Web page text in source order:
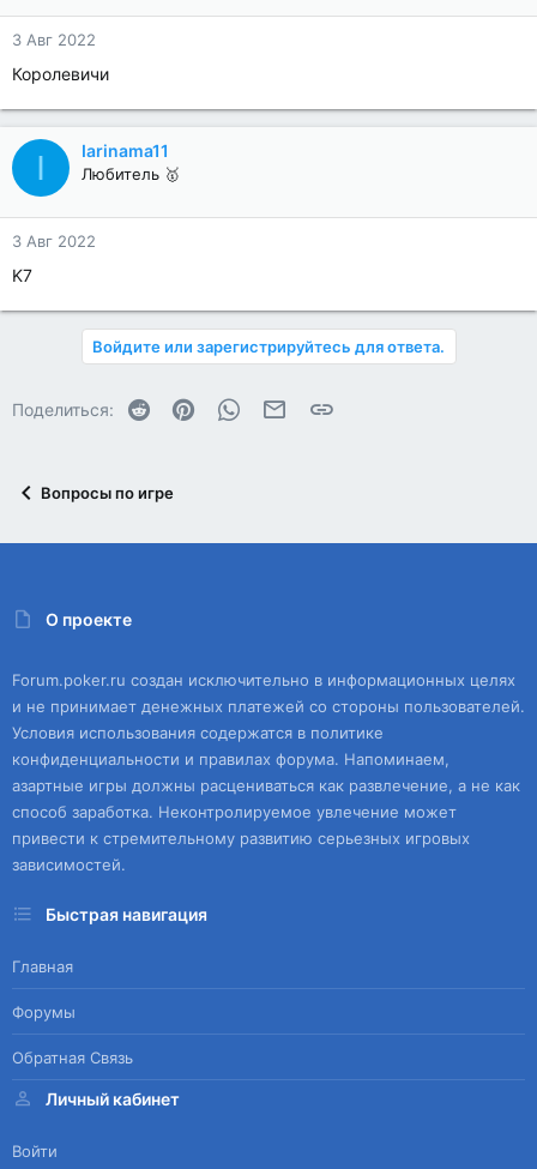
3 Авг 2022
Королевичи
I Iarinama11
Любитель 🥇
3 Авг 2022
K7
Войдите или зарегистрируйтесь для ответа.
Поделиться: Reddit PinterestWhatsAppЭлектронная почта
Ссылка
Вопросы по игре
О проекте
Forum.poker.ru создан исключительно в информационных целях
и не принимает денежных платежей со стороны пользователей.
Условия использования содержатся в политике
конфиденциальности и правилах форума. Напоминаем,
азартные игры должны расцениваться как развлечение, а не как
способ заработка. Неконтролируемое увлечение может
привести к стремительному развитию серьезных игровых
зависимостей.
Быстрая навигация
Главная
Форумы
Обратная Связь
Личный кабинет
Войти